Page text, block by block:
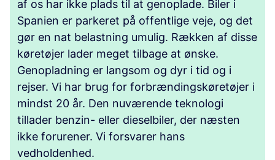
af os har ikke plads til at genoplade. Biler i
Spanien er parkeret på offentlige veje, og det
gør en nat belastning umulig. Rækken af ​​disse
køretøjer lader meget tilbage at ønske.
Genopladning er langsom og dyr i tid og i
rejser. Vi har brug for forbrændingskøretøjer i
mindst 20 år. Den nuværende teknologi
tillader benzin- eller dieselbiler, der næsten
ikke forurener. Vi forsvarer hans
vedholdenhed.